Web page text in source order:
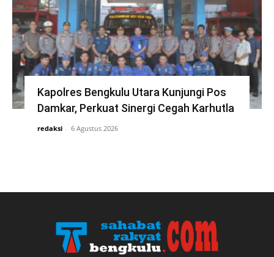
Kapolres Bengkulu Utara Kunjungi Pos
Damkar, Perkuat Sinergi Cegah Karhutla
redaksi - 6 Agustus 2026